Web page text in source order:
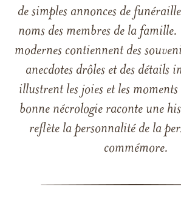
de simples annonces de
noms des membres de la famille.
modernes contiennent des
anecdotes drôles et des détails
illustrent les joies et les
bonne nécrologie raconte une
reflète la personnalité de la
commémore.